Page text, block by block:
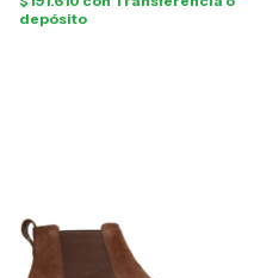
depósito